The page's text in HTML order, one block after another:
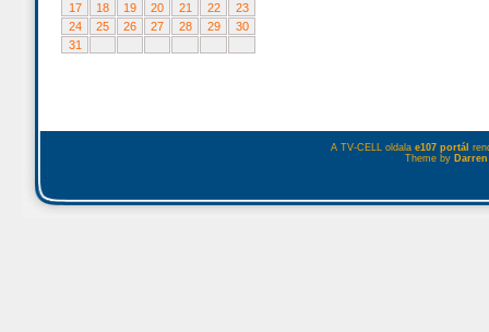
17
18 19 20 21 22
23
24
25 26 27 28 29
30
31
A TV-CELL oldala e107 portál
Theme by